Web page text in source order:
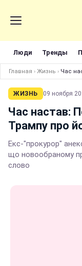
Люди Тренды
Главная › Жизнь › Час
ЖИЗНЬ 09 ноября
Час настав:
Трампу про
Екс-"прокурор"
що новообраному
слово